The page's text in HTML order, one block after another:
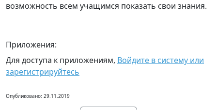
возможность всем учащимся показать свои знания.
Приложения:
Для доступа к приложениям, Войдите в систему или
зарегистрируйтесь
Опубликовано: 29.11.2019